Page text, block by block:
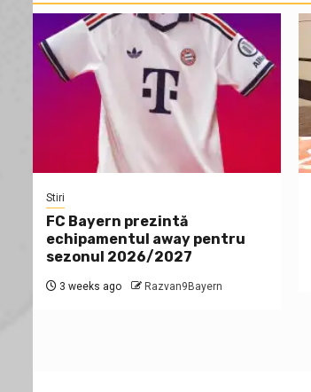
Stiri
FC Bayern prezintă
echipamentul away pentru
sezonul 2026/2027
3 weeks ago Razvan9Bayern